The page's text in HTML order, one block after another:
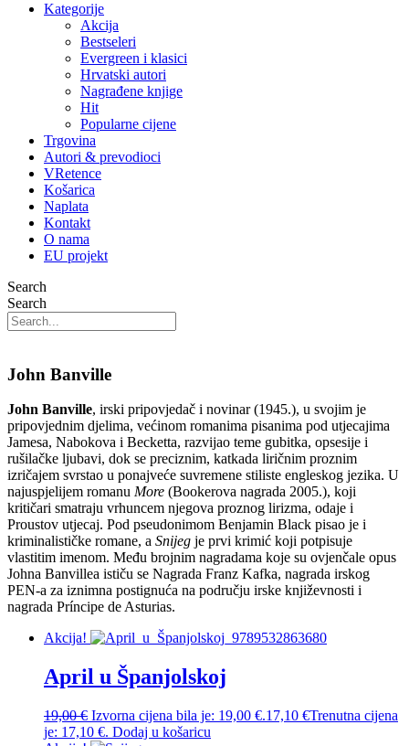
Kategorije
Akcija
Bestseleri
Evergreen i klasici
Hrvatski autori
Nagrađene knjige
Hit
Popularne cijene
Trgovina
Autori & prevodioci
VRetence
Košarica
Naplata
Kontakt
O nama
EU projekt
Search
Search
John Banville
John Banville, irski pripovjedač i novinar (1945.), u svojim je
pripovjednim djelima, većinom romanima pisanima pod utjecajima
Jamesa, Nabokova i Becketta, razvijao teme gubitka, opsesije i
rušilačke ljubavi, dok se preciznim, katkada liričnim proznim
izričajem svrstao u ponajveće suvremene stiliste engleskog jezika. U
najuspjelijem romanu More (Bookerova nagrada 2005.), koji
kritičari smatraju vrhuncem njegova proznog lirizma, odaje i
Proustov utjecaj. Pod pseudonimom Benjamin Black pisao je i
kriminalističke romane, a Snijeg je prvi krimić koji potpisuje
vlastitim imenom. Među brojnim nagradama koje su ovjenčale opus
Johna Banvillea ističu se Nagrada Franz Kafka, nagrada irskog
PEN-a za iznimna postignuća na području irske književnosti i
nagrada Príncipe de Asturias.
Akcija!
April u Španjolskoj
19,00€ Izvorna cijena bila je: 19,00 €.17,10 €Trenutna cijena
je: 17,10 €. Dodaj u košaricu